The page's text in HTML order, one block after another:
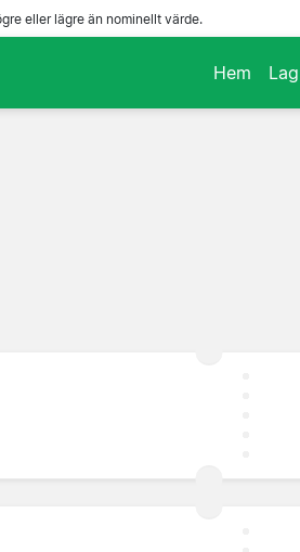
eller lägre än nominellt värde.
Hem Lag